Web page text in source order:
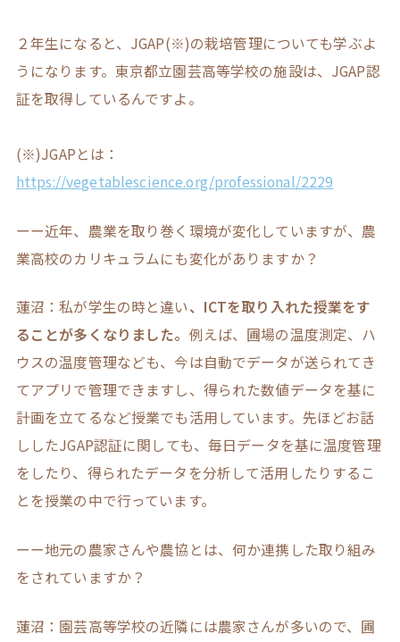
２年生になると、JGAP(※)の栽培管理についても学ぶよ
うになります。東京都立園芸高等学校の施設は、JGAP認
証を取得しているんですよ。
(※)JGAPとは：
https://vegetablescience.org/professional/2229
ーー近年、農業を取り巻く環境が変化していますが、農
業高校のカリキュラムにも変化がありますか？
蓮沼：私が学生の時と違い、ICTを取り入れた授業をす
ることが多くなりました。 例えば、圃場の温度測定、ハ
ウスの温度管理なども、今は自動でデータが送られてき
てアプリで管理できますし、得られた数値データを基に
計画を立てるなど授業でも活用しています。先ほどお話
ししたJGAP認証に関しても、毎日データを基に温度管理
をしたり、得られたデータを分析して活用したりするこ
とを授業の中で行っています。
ーー地元の農家さんや農協とは、何か連携した取り組み
をされていますか？
蓮沼：園芸高等学校の近隣には農家さんが多いので、圃